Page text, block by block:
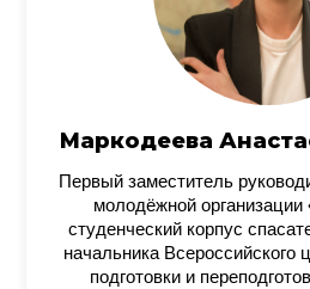
Маркодеева
Первый заместитель
молодёжной организации
студенческий корпус
начальника Всероссийского
подготовки и